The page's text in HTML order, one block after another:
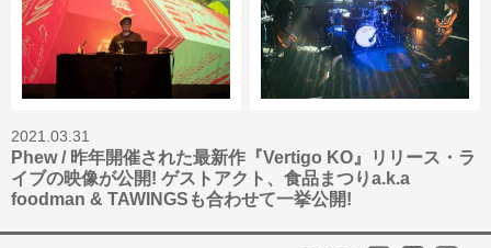
2021.03.31
Phew / 昨年開催された最新作『Vertigo KO』リリース・ラ
イブの映像が公開! ゲストアクト、食品まつりa.k.a
foodman & TAWINGSも合わせて一挙公開!